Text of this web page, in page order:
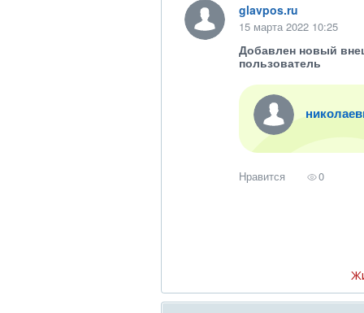
glavpos.ru
15 марта 2022 10:25
Добавлен новый
пользователь
Нравится 0